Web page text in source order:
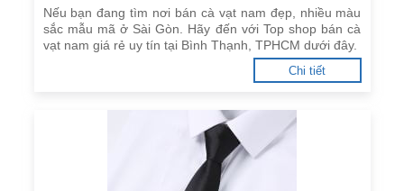
Nếu bạn đang tìm nơi bán cà vạt nam đẹp, nhiều màu
sắc mẫu mã ở Sài Gòn. Hãy đến với Top shop bán cà
vạt nam giá rẻ uy tín tại Bình Thạnh, TPHCM dưới đây.
Chi tiết